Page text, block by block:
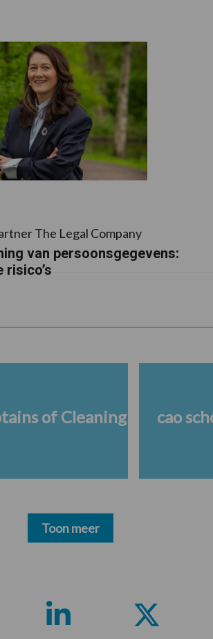
The Legal Company
van persoonsgegevens:
risico’s
of Cleaning cao
Toon meer